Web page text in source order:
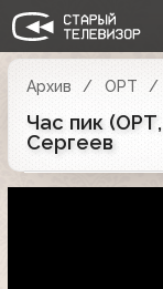
Архив ОРТ
Час пик
Сергеев